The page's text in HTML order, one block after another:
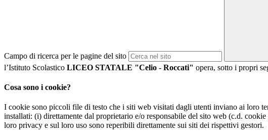
Campo di ricerca per le pagine del sito
l’Istituto Scolastico LICEO STATALE "Celio - Roccati" opera, sotto i propri
Cosa sono i cookie?
I cookie sono piccoli file di testo che i siti web visitati dagli utenti inviano ai loro
installati: (i) direttamente dal proprietario e/o responsabile del sito web (c.d.
loro privacy e sul loro uso sono reperibili direttamente sui siti dei rispettivi gestori.